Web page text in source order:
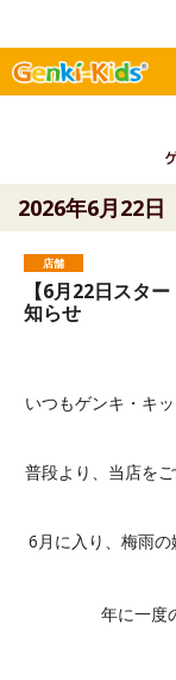
2026年6月22日
店舗
【6月22日スタ
知らせ
いつもゲンキ・キ
普段より、当店を
6月に入り、梅雨
年に一度